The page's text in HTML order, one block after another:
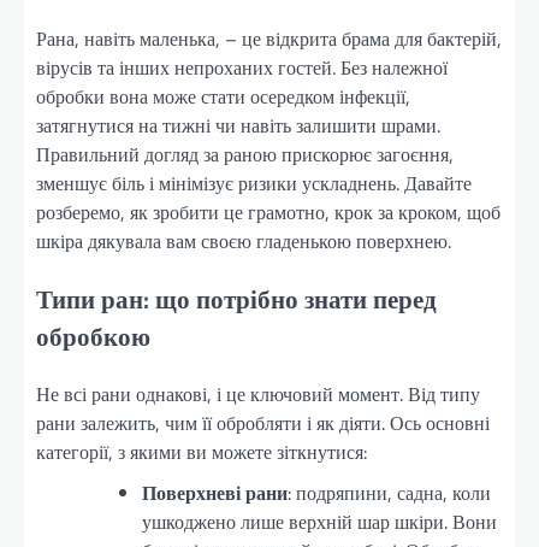
Рана, навіть маленька, – це відкрита брама для бактерій,
вірусів та інших непроханих гостей. Без належної
обробки вона може стати осередком інфекції,
затягнутися на тижні чи навіть залишити шрами.
Правильний догляд за раною прискорює загоєння,
зменшує біль і мінімізує ризики ускладнень. Давайте
розберемо, як зробити це грамотно, крок за кроком, щоб
шкіра дякувала вам своєю гладенькою поверхнею.
Типи ран: що потрібно знати перед
обробкою
Не всі рани однакові, і це ключовий момент. Від типу
рани залежить, чим її обробляти і як діяти. Ось основні
категорії, з якими ви можете зіткнутися:
Поверхневі рани: подряпини, садна, коли
ушкоджено лише верхній шар шкіри. Вони